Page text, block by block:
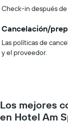
Check-in después
Cancelación/
Las políticas de
y el proveedor.
Los mejores
en Hotel Am